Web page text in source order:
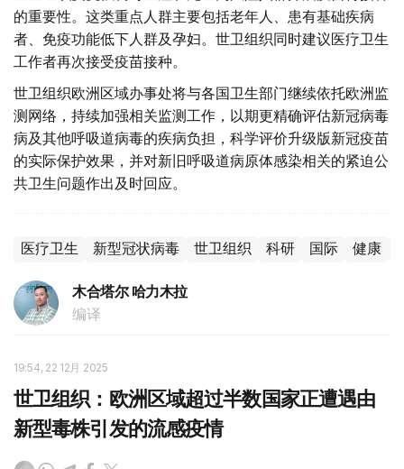
的重要性。这类重点人群主要包括老年人、患有基础疾病
者、免疫功能低下人群及孕妇。世卫组织同时建议医疗卫生
工作者再次接受疫苗接种。
世卫组织欧洲区域办事处将与各国卫生部门继续依托欧洲监
测网络，持续加强相关监测工作，以期更精确评估新冠病毒
病及其他呼吸道病毒的疾病负担，科学评价升级版新冠疫苗
的实际保护效果，并对新旧呼吸道病原体感染相关的紧迫公
共卫生问题作出及时回应。
医疗卫生 新型冠状病毒 世卫组织 科研 国际 健康
木合塔尔 哈力木拉
编译
19:54, 22 12月 2025
世卫组织：欧洲区域超过半数国家正遭遇由
新型毒株引发的流感疫情